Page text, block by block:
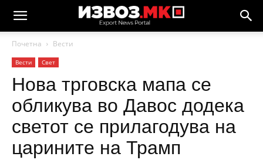
Почетна Вести
Вести Свет
Нова трговска мапа се
обликува во Давос додека
светот се прилагодува на
царините на Трамп